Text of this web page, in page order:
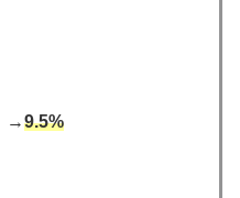
→9.5%